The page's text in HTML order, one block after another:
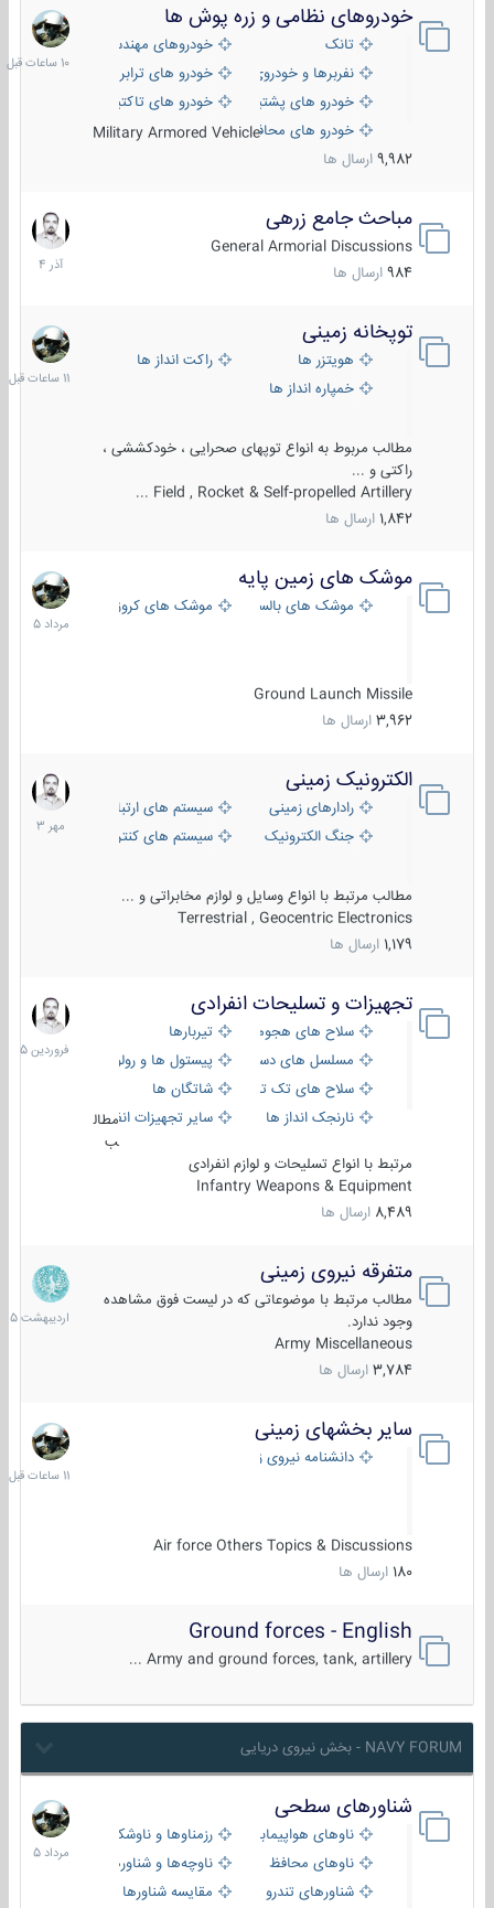
خودروهای نظامی و زره پوش ها
تانک
خودروهای مهندسی
نفربرها و خودروی های رزمی پیاده نظام
خودرو های ترابری نظامی
خودرو های پشتیبانی آتش ، شناسایی و ضد تانک
خودرو های تاکتیکی نظامی
خودرو های محافظت شدهMilitary Armored Vehicle
9,982 ارسال ها
10
ساعات
قبل
مباحث جامع زرهی
General Armorial Discussions
984 ارسال ها
7
آذر
1404
توپخانه زمینی
هویتزر ها
راکت انداز ها
خمپاره انداز ها
مطالب مربوط به انواع توپهای صحرایی ، خودکششی ،
راکتی و ...
Field , Rocket & Self-propelled Artillery ...
1,842 ارسال ها
11
ساعات
قبل
موشک های زمین پایه
موشک های بالستیک موشک های کروز
Ground Launch Missile
3,962 ارسال ها
2
مرداد
1405
الکترونیک زمینی
رادارهای زمینی
سیستم های ارتباطی و جمع آوری
جنگ الکترونیک
سیستم های کنترل آتش و تجهیزات
مطالب مرتبط با انواع وسایل و لوازم مخابراتی و ...
Terrestrial , Geocentric Electronics
1,179 ارسال ها
1
مهر
1403
تجهیزات و تسلیحات انفرادی
سلاح های هجومی
تیربارها
مسلسل های دستی
پیستول ها و رولورها
سلاح های تک تیر اندازیشاتگان ها
نارنجک انداز ها
سایر تجهیزات انفرادی
مطال
ب
مرتبط با انواع تسلیحات و لوازم انفرادی
Infantry Weapons & Equipment
8,489 ارسال ها
17
فروردین
1405
متفرقه نیروی زمینی
مطالب مرتبط با موضوعاتی که در لیست فوق مشاهده
وجود ندارد.
Army Miscellaneous
3,784 ارسال ها
27
1405
سایر بخشهای زمینی
دانشنامه نیروی زمینی
Air force Others Topics & Discussions
180 ارسال ها
11
ساعات
قبل
Ground forces - English
Army and ground forces, tank, artillery ...
NAVY FORUM - بخش نیروی دریایی
شناورهای سطحی
ناوهای هواپیمابر و بالگرد بررزمناوها و ناوشکن‌ها
ناوهای محافظ
ناوچه‌ها و شناورهای گشتی
شناورهای تندرو
مقایسه شناورها
2
مرداد
1405